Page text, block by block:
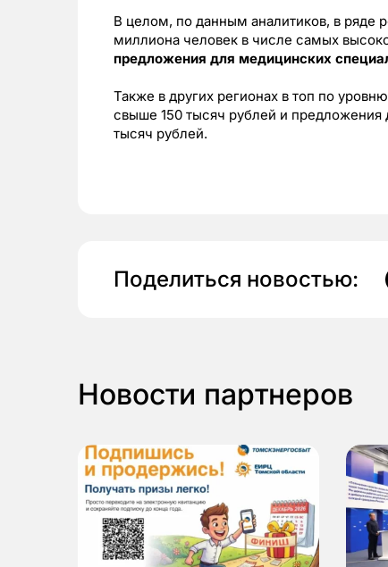
В целом, по данным аналитиков, в ряде
миллиона человек в числе самых
предложения для медицинских
Также в других регионах в топ по
свыше 150 тысяч рублей и предложения
тысяч рублей.
Поделиться новостью:
Новости партнеров